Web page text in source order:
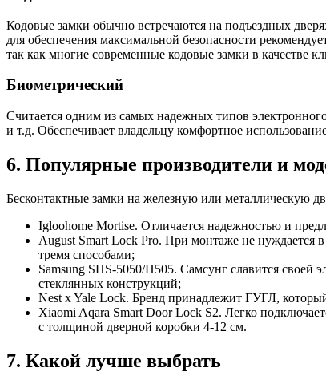
Кодовые замки обычно встречаются на подъездных
для обеспечения максимальной безопасности
так как многие современные кодовые замки в качестве
Биометрический
Считается одним из самых надежных типов
и т.д. Обеспечивает владельцу комфортное
6. Популярные производители и
Бесконтактные замки на железную или металлическую
Igloohome Mortise. Отличается надежностью и
August Smart Lock Pro. При монтаже не нуждается
тремя способами;
Samsung SHS-5050/H505. Самсунг славится своей
стеклянных конструкций;
Nest x Yale Lock. Бренд принадлежит ГУГЛ,
Xiaomi Aqara Smart Door Lock S2. Легко
с толщиной дверной коробки 4-12 см.
7. Какой лучше выбрать